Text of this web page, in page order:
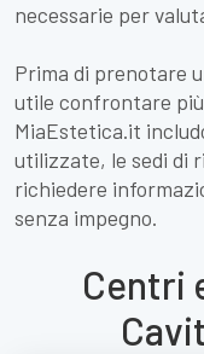
necessarie per
Prima di prenotare
utile confrontare
MiaEstetica.it
utilizzate, le sedi di
richiedere
senza impegno.
Centri